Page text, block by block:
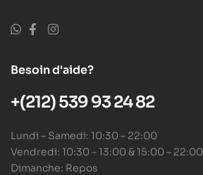
Besoin d'aide?
+(212) 539 93 24 82
Lundi – Samedi: 10:30 – 22:00
Vendredi: 10:30 – 13:00 & 15:00 – 22:00
Dimanche: Repos